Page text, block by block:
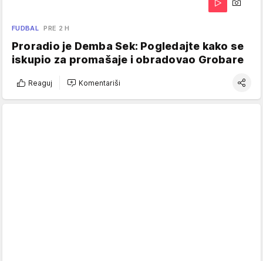
FUDBAL PRE 2 H
Proradio je Demba Sek: Pogledajte kako se
iskupio za promašaje i obradovao Grobare
Reaguj Komentariši